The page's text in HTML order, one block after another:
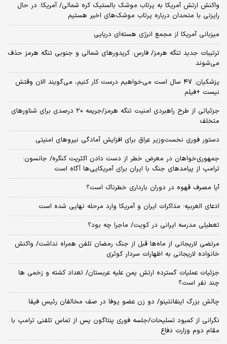
واکنش ارتش آمریکا به پرتاب موشک بالستیک کره شمالی/ آمریکا: در حال
رایزنی با متحدان درباره پرتاب موشک‌های اخیر هستیم
میزبانی آمریکا از مجمع انرژی هسته‌ای دریایی
ترتیبات جدید تنگه هرمز/ فارس: کریدورهای شمالی و جنوبی تنگه هرمز حذف
می‌شوند
پزشکیان: ۴۷ سال است می‌خواهیم درست کار کنیم، می‌گویند الان وقتش
نیست +فیلم
جزئیاتی از طرح راهبردی امنیت تنگه هرمز/جریمه ۲۰ درصدی برای شناورهای
متخلف
دستور فوری نخست‌وزیر عراق برای افزایش آمادگی نیروهای امنیتی
جمهوری‌خواهان در معرض خطر از دست دادن اکثریت کنگره/ جانسون:
ترامپ از پیامدهای جنگ با ایران برای آمریکایی‌ها آگاه است
آیا مصرف قهوه در دوران بارداری خطرناک است؟
ادعای العربیه: مذاکرات ایران و آمریکا وارد مرحله نهایی شده است
تعطیلی مدرسه ایرانی در کویت/ ماجرا چه بود؟
مرتضی لاریجانی از ماه‌ها قبل از جنگ رمضان تلفن همراه نداشت/ واکنش
خانواده لاریجانی به اظهارات سردار کوثری
جزئیات عملیات گسترده ارتش یمن علیه عربستان/ تعداد کشته و زخمی ها
چند نفر است؟
چالش بزرگ اینفانتینو/ دو زن عضو یوفا در صف مخالفان رئیس فیفا
نگرانی از کمبود تسلیحات/جلسه فوری پنتاگون پس از تماس تلفنی ترامپ با
مقام دوم وزارت دفاع